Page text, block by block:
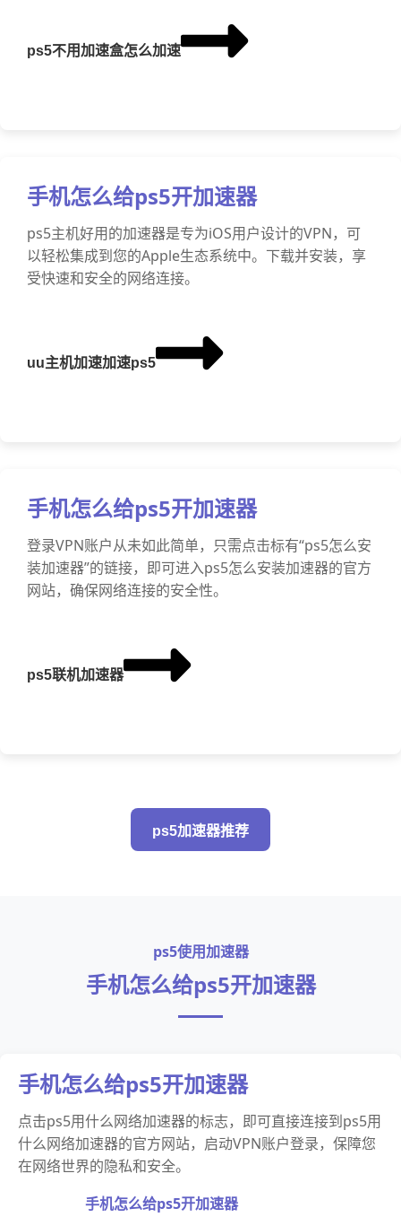
ps5不用加速盒怎么加速
手机怎么给ps5开加速器
ps5主机好用的加速器是专为iOS用户设计的VPN，可
以轻松集成到您的Apple生态系统中。下载并安装，享
受快速和安全的网络连接。
uu主机加速加速ps5
手机怎么给ps5开加速器
登录VPN账户从未如此简单，只需点击标有“ps5怎么安
装加速器”的链接，即可进入ps5怎么安装加速器的官方
网站，确保网络连接的安全性。
ps5联机加速器
ps5加速器推荐
ps5使用加速器
手机怎么给ps5开加速器
手机怎么给ps5开加速器
点击ps5用什么网络加速器的标志，即可直接连接到ps5用
什么网络加速器的官方网站，启动VPN账户登录，保障您
在网络世界的隐私和安全。
手机怎么给ps5开加速器